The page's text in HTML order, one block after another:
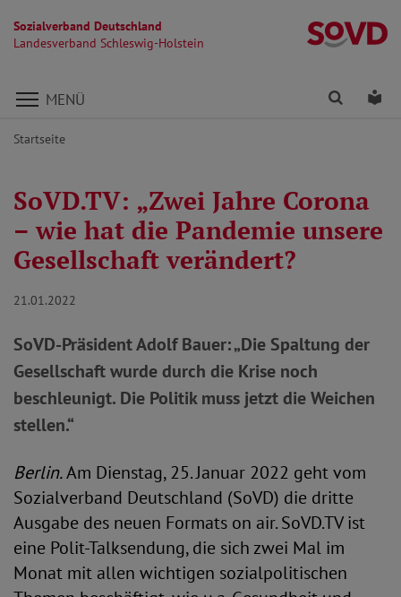
Sozialverband Deutschland
Landesverband Schleswig-Holstein
Direkt zu den Inhalten springen
MENÜ Finden
Startseite
SoVD.TV: „Zwei Jahre Corona
– wie hat die Pandemie unsere
Gesellschaft verändert?
21.01.2022
SoVD-Präsident Adolf Bauer: „Die Spaltung der
Gesellschaft wurde durch die Krise noch
beschleunigt. Die Politik muss jetzt die Weichen
stellen.“
Berlin.Am Dienstag, 25. Januar 2022 geht vom
Sozialverband Deutschland (SoVD) die dritte
Ausgabe des neuen Formats on air. SoVD.TV ist
eine Polit-Talksendung, die sich zwei Mal im
Monat mit allen wichtigen sozialpolitischen